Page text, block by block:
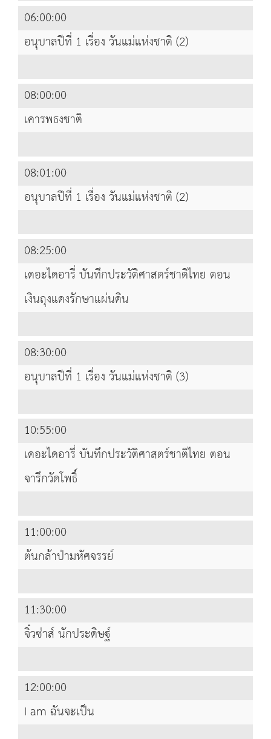
06:00:00
อนุบาลปีที่ 1 เรื่อง วันแม่แห่งชาติ (2)
08:00:00
เคารพธงชาติ
08:01:00
อนุบาลปีที่ 1 เรื่อง วันแม่แห่งชาติ (2)
08:25:00
เดอะไดอารี่ บันทึกประวัติศาสตร์ชาติไทย ตอน
เงินถุงแดงรักษาแผ่นดิน
08:30:00
อนุบาลปีที่ 1 เรื่อง วันแม่แห่งชาติ (3)
10:55:00
เดอะไดอารี่ บันทึกประวัติศาสตร์ชาติไทย ตอน
จารึกวัดโพธิ์
11:00:00
ต้นกล้าป่ามหัศจรรย์
11:30:00
จิ๋วซ่าส์ นักประดิษฐ์
12:00:00
I am ฉันจะเป็น